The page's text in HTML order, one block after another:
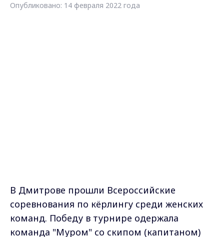
Опубликовано: 14 февраля 2022 года
Это второй успех для региона после победы
на международном турнире. Впереди у
команды участие в чемпионате России по